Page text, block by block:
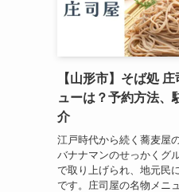
【山形市】そば処
ューは？予約方法、
介
江戸時代から続く蕎麦屋
バナナマンのせっかくグ
で取り上げられ、地元民
です。庄司屋の名物メニ